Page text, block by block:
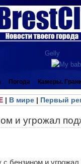
Погода Камеры.
| В мире| Первый
и угрожал